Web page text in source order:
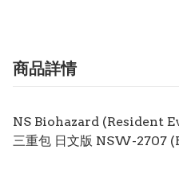
商品詳情
NS Biohazard (Resident
三重包 日文版 NSW-2707